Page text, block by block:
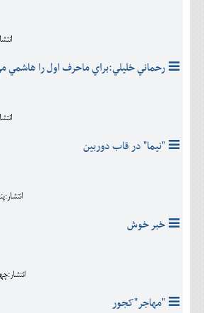
رحماني خليلي:براي ماحرف اول را هاشمي
"نيما" در قاب دوربين
انتشار:پنجشنبه 28
خبر خوش
انتشار:چهارشنبه 27
"مهاجر"کجور